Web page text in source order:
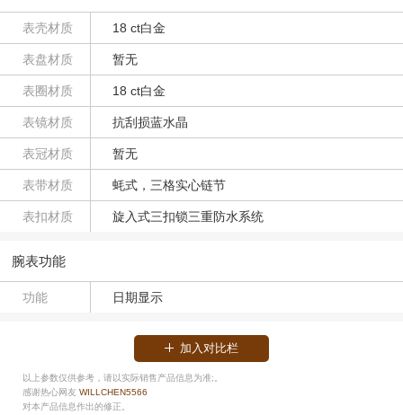
表壳材质 18 ct白金
表盘材质 暂无
表圈材质 18 ct白金
表镜材质 抗刮损蓝水晶
表冠材质 暂无
表带材质 蚝式，三格实心链节
表扣材质 旋入式三扣锁三重防水系统
腕表功能
功能 日期显示
加入对比栏
以上参数仅供参考，请以实际销售产品信息为准;。
感谢热心网友 WILLCHEN5566
对本产品信息作出的修正。